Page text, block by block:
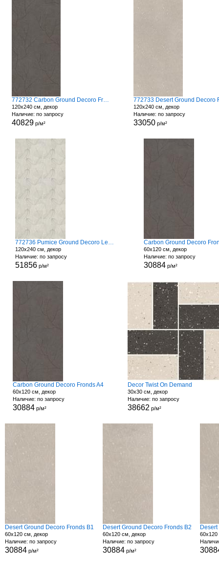
772732 Carbon Ground Decoro Fronds A
120x240 см, декор
Наличие: по запросу
40829р/м²
120x240 см, декор
Наличие: по запросу
33050р/м²
772736 Pumice Ground Decoro Leaves
120x240 см, декор
Наличие: по запросу
51856р/м²
Carbon Ground Decoro
60x120 см, декор
Наличие: по запросу
30884 р/м²
Carbon Ground Decoro Fronds A4
60x120 см, декор
Наличие: по запросу
30884 р/м²
Decor Twist On Demand
30x30 см, декор
Наличие: по запросу
38662 р/м²
Desert Ground Decoro Fronds B1
60x120 см, декор
Наличие: по запросу
30884 р/м²
Desert Ground Decoro Fronds B2
60x120 см, декор
Наличие: по запросу
30884р/м²
60x120